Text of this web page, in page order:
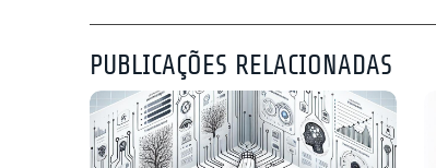
PUBLICAÇÕES RELACIONADAS